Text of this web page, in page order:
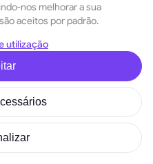
em 2026?
nos melhorar a sua
aceitos por padrão.
utilização